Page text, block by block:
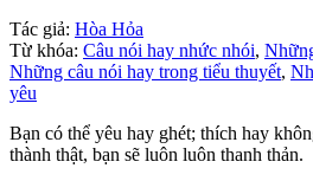
Tác giả: Hòa Hỏa
Từ khóa: Câu nói hay nhức nhói,
Những câu nói hay trong tiểu thuyết,
yêu
Bạn có thể yêu hay ghét; thích hay
thành thật, bạn sẽ luôn luôn thanh thản.